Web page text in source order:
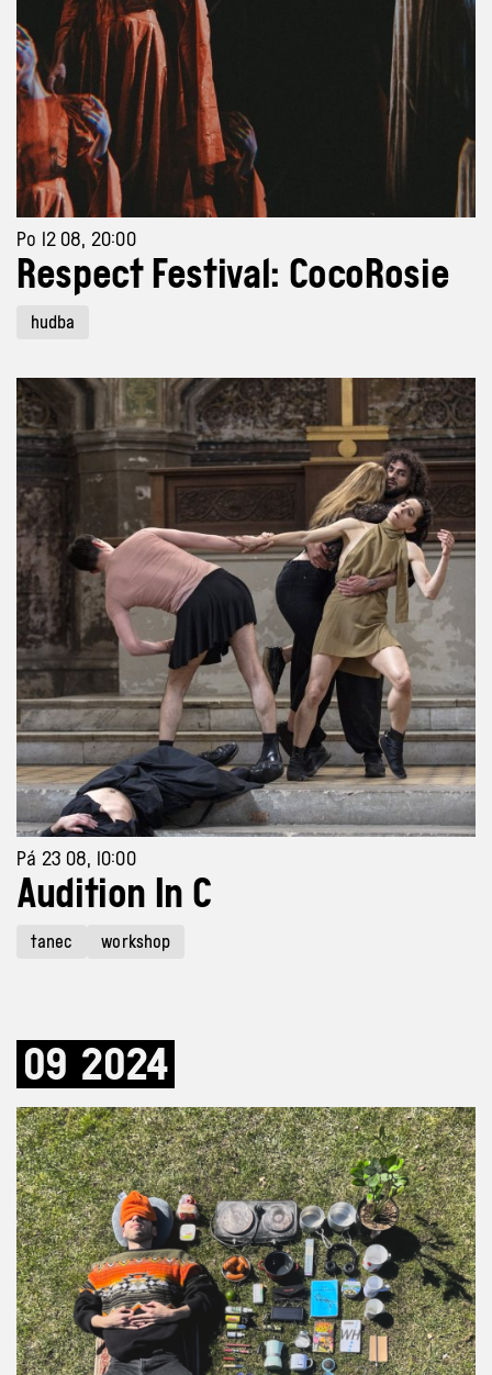
Po 12 08, 20:00
Respect Festival: CocoRosie
hudba
Pá 23 08, 10:00
Audition In C
tanec workshop
09 2024